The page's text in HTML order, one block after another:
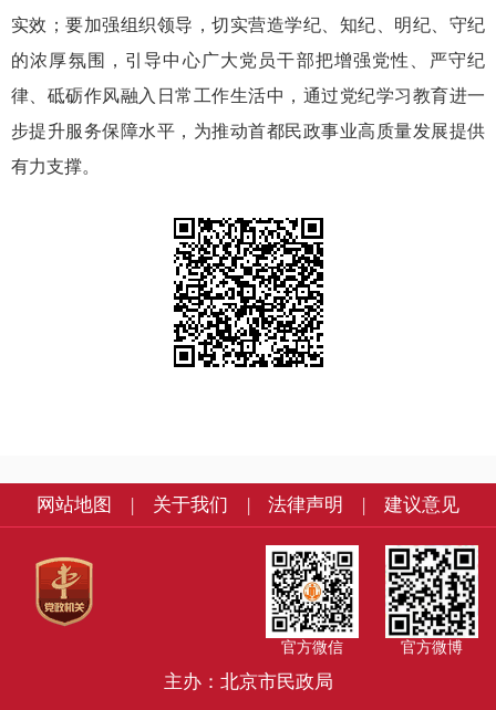
实效；要加强组织领导，切实营造学纪、知纪、明纪、守纪
的浓厚氛围，引导中心广大党员干部把增强党性、严守纪
律、砥砺作风融入日常工作生活中，通过党纪学习教育进一
步提升服务保障水平，为推动首都民政事业高质量发展提供
有力支撑。
网站地图 | 关于我们 | 法律声明 | 建议意见
主办：北京市民政局
官方微信 官方微博